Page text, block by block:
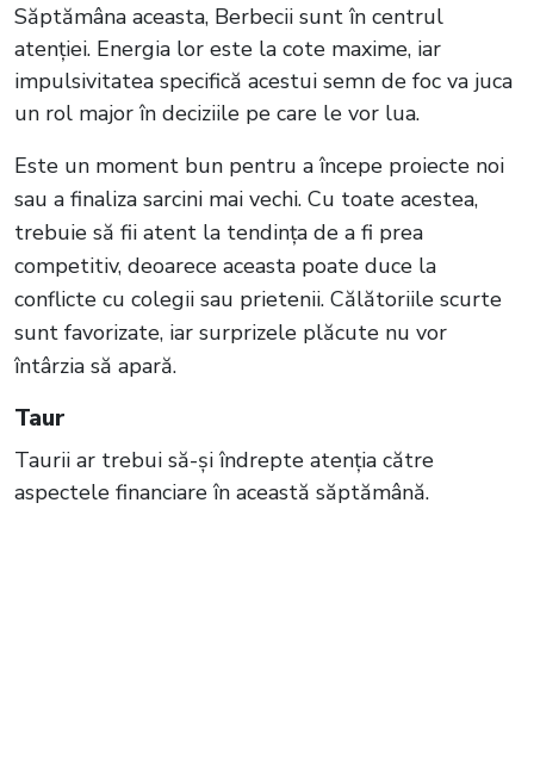
Săptămâna aceasta, Berbecii sunt în centrul
atenției. Energia lor este la cote maxime, iar
impulsivitatea specifică acestui semn de foc va juca
un rol major în deciziile pe care le vor lua.
Este un moment bun pentru a începe proiecte noi
sau a finaliza sarcini mai vechi. Cu toate acestea,
trebuie să fii atent la tendința de a fi prea
competitiv, deoarece aceasta poate duce la
conflicte cu colegii sau prietenii. Călătoriile scurte
sunt favorizate, iar surprizele plăcute nu vor
întârzia să apară.
Taur
Taurii ar trebui să-și îndrepte atenția către
aspectele financiare în această săptămână.